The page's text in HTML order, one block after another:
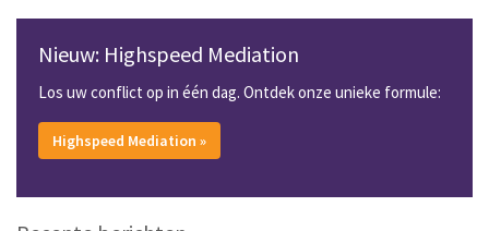
Nieuw: Highspeed Mediation
Los uw conflict op in één dag. Ontdek onze unieke formule:
Highspeed Mediation »